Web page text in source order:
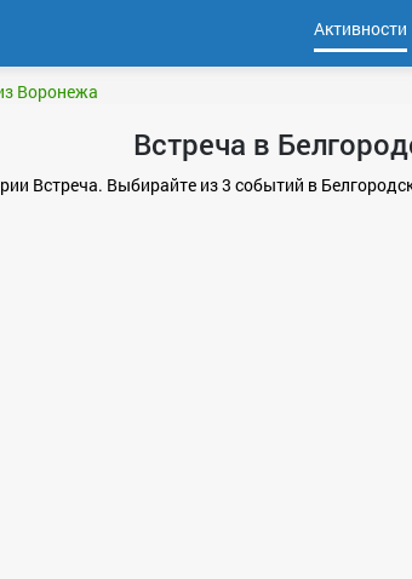
Активности
Воронежа
Встреча в
Встреча. Выбирайте из 3 событий в